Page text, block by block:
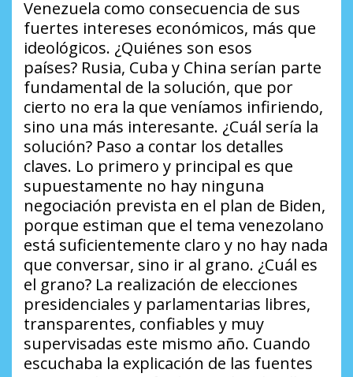
Venezuela como consecuencia de sus
fuertes intereses económicos, más que
ideológicos. ¿Quiénes son esos
países? Rusia, Cuba y China serían parte
fundamental de la solución, que por
cierto no era la que veníamos infiriendo,
sino una más interesante. ¿Cuál sería la
solución? Paso a contar los detalles
claves. Lo primero y principal es que
supuestamente no hay ninguna
negociación prevista en el plan de Biden,
porque estiman que el tema venezolano
está suficientemente claro y no hay nada
que conversar, sino ir al grano. ¿Cuál es
el grano? La realización de elecciones
presidenciales y parlamentarias libres,
transparentes, confiables y muy
supervisadas este mismo año. Cuando
escuchaba la explicación de las fuentes